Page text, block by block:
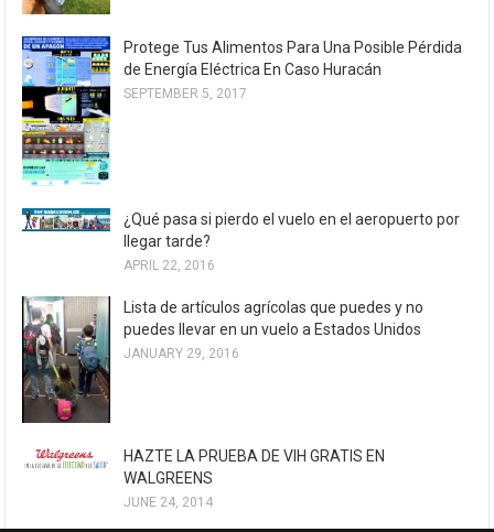
Protege Tus Alimentos Para Una Posible Pérdida
de Energía Eléctrica En Caso Huracán
SEPTEMBER 5, 2017
¿Qué pasa si pierdo el vuelo en el aeropuerto por
llegar tarde?
APRIL 22, 2016
Lista de artículos agrícolas que puedes y no
puedes llevar en un vuelo a Estados Unidos
JANUARY 29, 2016
HAZTE LA PRUEBA DE VIH GRATIS EN
WALGREENS
JUNE 24, 2014